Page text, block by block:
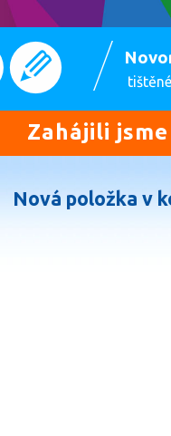
Zahájili
Nová položka v